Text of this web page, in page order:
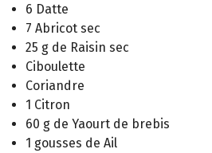
6 Datte
7 Abricot sec
25 g de Raisin sec
Ciboulette
Coriandre
1 Citron
60 g de Yaourt de brebis
1 gousses de Ail